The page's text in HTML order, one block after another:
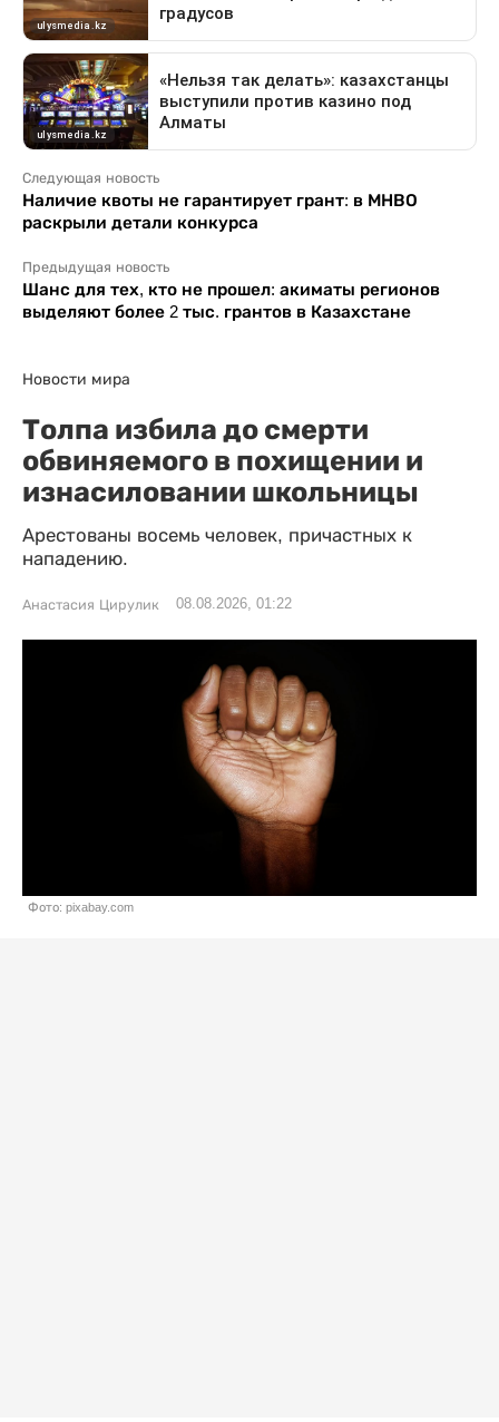
Следующая новость
Наличие квоты не гарантирует грант: в МНВО
раскрыли детали конкурса
Предыдущая новость
Шанс для тех, кто не прошел: акиматы регионов
выделяют более 2 тыс. грантов в Казахстане
Новости мира
Толпа избила до смерти
обвиняемого в похищении и
изнасиловании школьницы
Арестованы восемь человек, причастных к
нападению.
Анастасия Цирулик 08.08.2026, 01:22
Фото: pixabay.com